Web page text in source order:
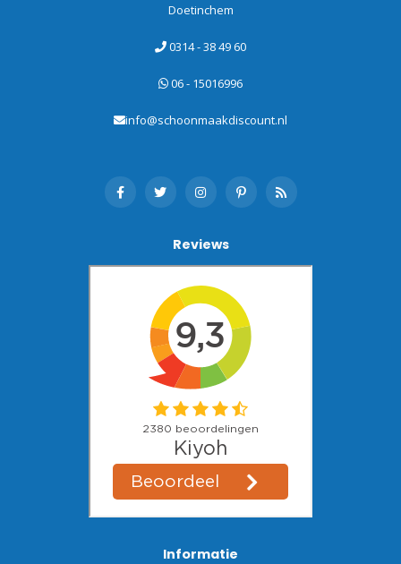
Doetinchem
0314 - 38 49 60
06 - 15016996
info@schoonmaakdiscount.nl
Reviews
Informatie